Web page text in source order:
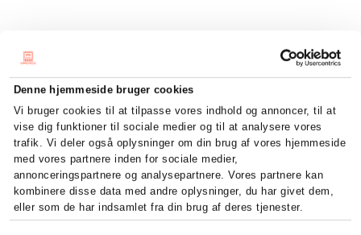
Denne hjemmeside bruger cookies
Vi bruger cookies til at tilpasse vores indhold og annoncer, til at
vise dig funktioner til sociale medier og til at analysere vores
trafik. Vi deler også oplysninger om din brug af vores hjemmeside
med vores partnere inden for sociale medier,
annonceringspartnere og analysepartnere. Vores partnere kan
kombinere disse data med andre oplysninger, du har givet dem,
eller som de har indsamlet fra din brug af deres tjenester.